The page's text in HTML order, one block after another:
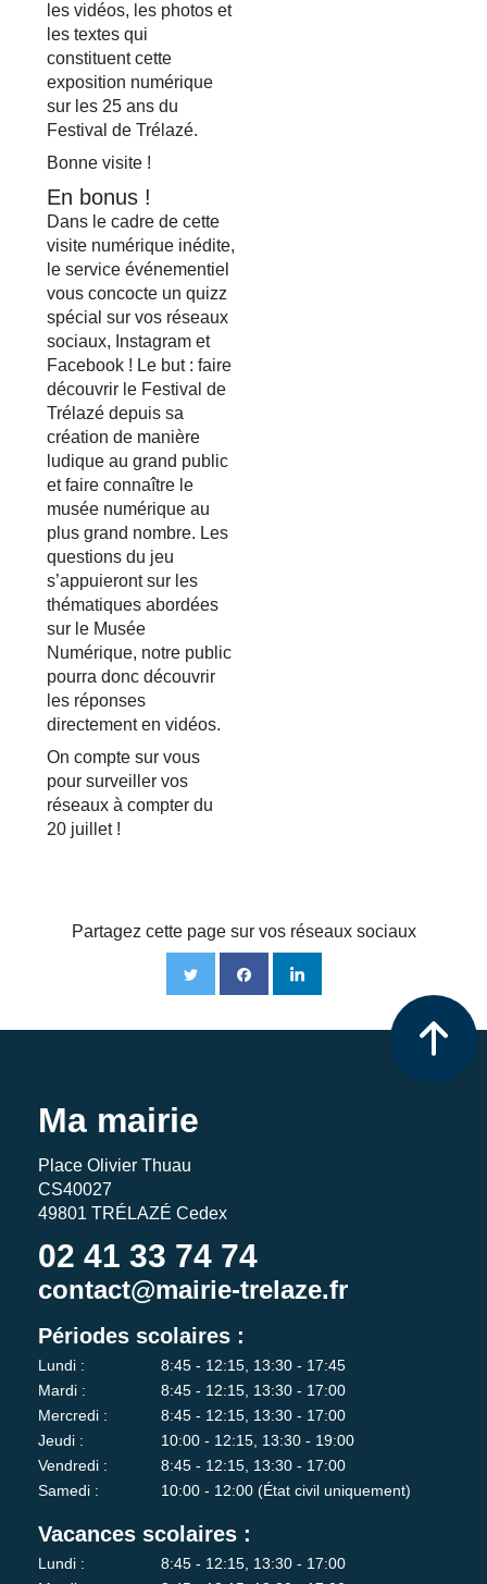
les vidéos, les photos et
les textes qui
constituent cette
exposition numérique
sur les 25 ans du
Festival de Trélazé.
Bonne visite !
En bonus !
Dans le cadre de cette
visite numérique inédite,
le service événementiel
vous concocte un quizz
spécial sur vos réseaux
sociaux, Instagram et
Facebook ! Le but : faire
découvrir le Festival de
Trélazé depuis sa
création de manière
ludique au grand public
et faire connaître le
musée numérique au
plus grand nombre. Les
questions du jeu
s’appuieront sur les
thématiques abordées
sur le Musée
Numérique, notre public
pourra donc découvrir
les réponses
directement en vidéos.
On compte sur vous
pour surveiller vos
réseaux à compter du
20 juillet !
Partagez cette page sur vos réseaux sociaux
Ma mairie
Place Olivier Thuau
CS40027
49801 TRÉLAZÉ Cedex
02 41 33 74 74
contact@mairie-trelaze.fr
Périodes scolaires :
Lundi :
8:45 - 12:15, 13:30 - 17:45
Mardi :
8:45 - 12:15, 13:30 - 17:00
Mercredi :
8:45 - 12:15, 13:30 - 17:00
Jeudi :
10:00 - 12:15, 13:30 - 19:00
Vendredi :
8:45 - 12:15, 13:30 - 17:00
Samedi :
10:00 - 12:00 (État civil uniquement)
Vacances scolaires :
Lundi :
8:45 - 12:15, 13:30 - 17:00